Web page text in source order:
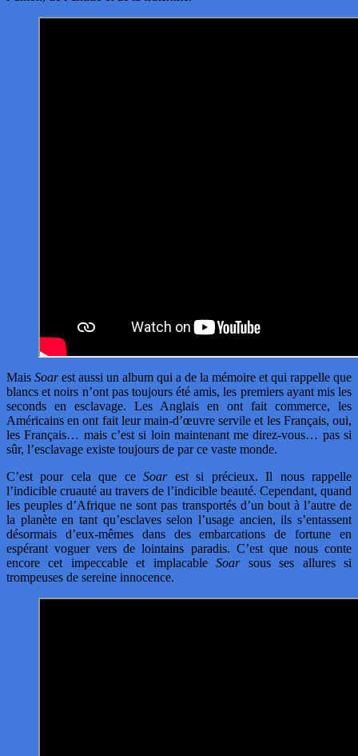
Mais Soarest aussi un album qui a de la mémoire et qui rappelle que
blancs et noirs n’ont pas toujours été amis, les premiers ayant mis les
seconds en esclavage. Les Anglais en ont fait commerce, les
Américains en ont fait leur main-d’œuvre servile et les Français, oui,
les Français… mais c’est si loin maintenant me direz-vous… pas si
sûr, l’esclavage existe toujours de par ce vaste monde.
C’est pour cela que ceSoarest si précieux. Il nous rappelle
l’indicible cruauté au travers de l’indicible beauté. Cependant, quand
les peuples d’Afrique ne sont pas transportés d’un bout à l’autre de
la planète en tant qu’esclaves selon l’usage ancien, ils s’entassent
désormais d’eux-mêmes dans des embarcations de fortune en
espérant voguer vers de lointains paradis. C’est que nous conte
encore cet impeccable et implacableSoarsous ses allures si
trompeuses de sereine innocence.